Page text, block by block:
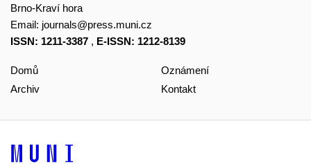
Brno-Kraví hora
Email: journals@press.muni.cz
ISSN: 1211-3387 , E-ISSN: 1212-8139
Domů
Archiv
Oznámení
Kontakt